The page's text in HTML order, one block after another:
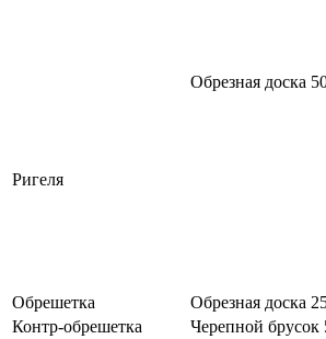
Ригеля
Обрезная доска
Обрешетка
Обрезная доска
Контр-обрешетка
Черепной брусок